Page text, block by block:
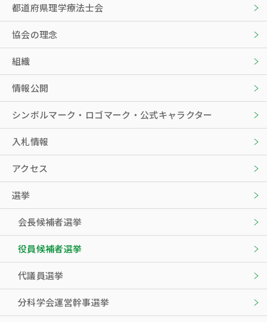
都道府県理学療法士会
協会の理念
組織
情報公開
シンボルマーク・ロゴマーク・公式キャラクター
入札情報
アクセス
選挙
会長候補者選挙
役員候補者選挙
代議員選挙
分科学会運営幹事選挙